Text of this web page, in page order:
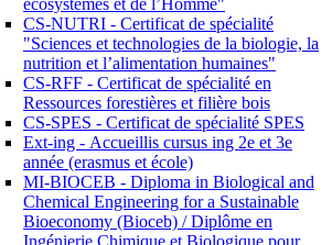
écosystèmes et de l’Homme"
CS-NUTRI - Certificat de spécialité
"Sciences et technologies de la biologie, la
nutrition et l’alimentation humaines"
CS-RFF - Certificat de spécialité en
Ressources forestières et filière bois
CS-SPES - Certificat de spécialité SPES
Ext-ing - Accueillis cursus ing 2e et 3e
année (erasmus et école)
MI-BIOCEB - Diploma in Biological and
Chemical Engineering for a Sustainable
Bioeconomy (Bioceb) / Diplôme en
Ingénierie Chimique et Biologique pour